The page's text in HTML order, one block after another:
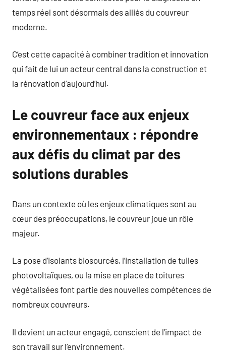
temps réel sont désormais des alliés du couvreur
moderne.
C’est cette capacité à combiner tradition et innovation
qui fait de lui un acteur central dans la construction et
la rénovation d’aujourd’hui.
Le couvreur face aux enjeux
environnementaux : répondre
aux défis du climat par des
solutions durables
Dans un contexte où les enjeux climatiques sont au
cœur des préoccupations, le couvreur joue un rôle
majeur.
La pose d’isolants biosourcés, l’installation de tuiles
photovoltaïques, ou la mise en place de toitures
végétalisées font partie des nouvelles compétences de
nombreux couvreurs.
Il devient un acteur engagé, conscient de l’impact de
son travail sur l’environnement.